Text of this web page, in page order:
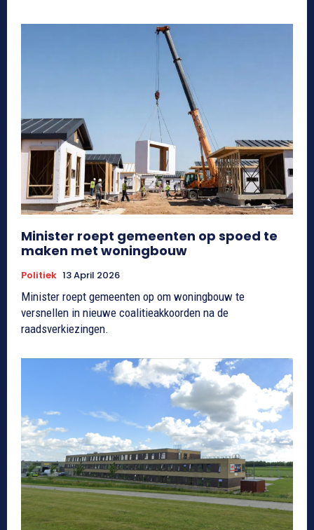
Minister roept gemeenten op spoed te
maken met woningbouw
Politiek 13 April 2026
Minister roept gemeenten op om woningbouw te
versnellen in nieuwe coalitieakkoorden na de
raadsverkiezingen.